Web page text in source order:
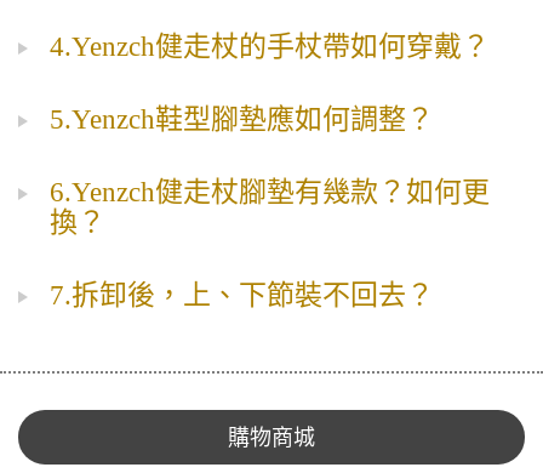
4.Yenzch健走杖的手杖帶如何穿戴？
5.Yenzch鞋型腳墊應如何調整？
6.Yenzch健走杖腳墊有幾款？如何更
換？
7.拆卸後，上、下節裝不回去？
購物商城